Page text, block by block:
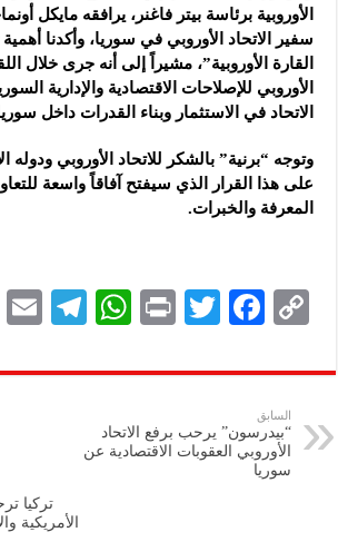
الأوروبية برئاسة بيتر فاغنر، يرافقه مايكل
سفير الاتحاد الأوروبي في سوريا، وأكدنا أهمية
القارة الأوروبية”، مشيراً إلى أنه جرى خلال
الأوروبي للإصلاحات الاقتصادية والإدارية
الاتحاد في الاستثمار وبناء القدرات داخل
وتوجه “برنية” بالشكر للاتحاد الأوروبي
على هذا القرار الذي سيفتح آفاقاً واسعة
المعرفة والخبرات.
C
p
y
Li
n
F
eb
k
T
tt
P
nt
W
at
A
p
Te
gr
السابق
“بيدرسون” يرحب برفع الاتحاد
الأوروبي العقوبات الاقتصادية عن
سوريا
تركيا
الأمريكية